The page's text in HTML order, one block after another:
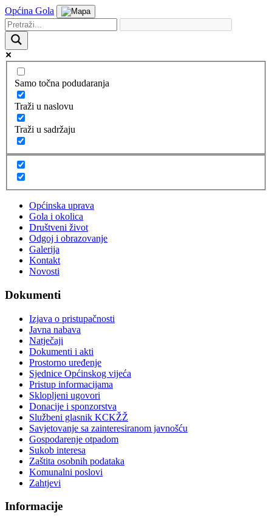
Općina Gola
Samo točna podudaranja
Traži u naslovu
Traži u sadržaju
Općinska uprava
Gola i okolica
Društveni život
Odgoj i obrazovanje
Galerija
Kontakt
Novosti
Dokumenti
Izjava o pristupačnosti
Javna nabava
Natječaji
Dokumenti i akti
Prostorno uređenje
Sjednice Općinskog vijeća
Pristup informacijama
Sklopljeni ugovori
Donacije i sponzorstva
Službeni glasnik KCKŽŽ
Savjetovanje sa zainteresiranom javnošću
Gospodarenje otpadom
Sukob interesa
Zaštita osobnih podataka
Komunalni poslovi
Zahtjevi
Informacije